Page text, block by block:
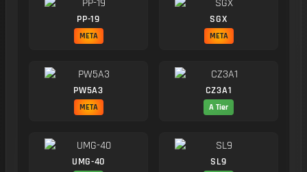
PP-19
META
SGX
META
PW5A3
META
CZ3A1
A Tier
UMG-40 SL9